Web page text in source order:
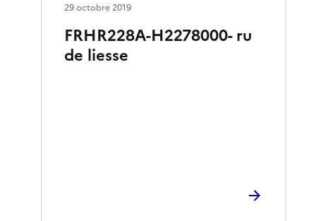
FRHR228A-H2278000- ru
de liesse
29 octobre 2019